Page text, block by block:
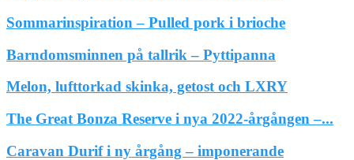
Sommarinspiration – Pulled pork i brioche
Barndomsminnen på tallrik – Pyttipanna
Melon, lufttorkad skinka, getost och LXRY
The Great Bonza Reserve i nya 2022-årgången –...
Caravan Durif i ny årgång – imponerande